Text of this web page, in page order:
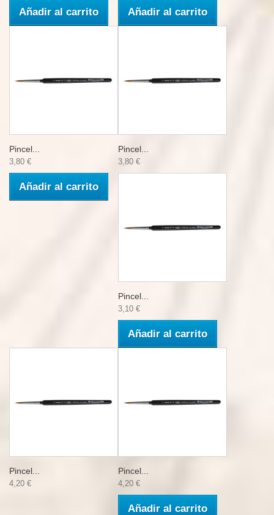
Añadir al carrito Añadir al carrito
Pincel...
3,80 €
Añadir al carrito
Pincel...
3,80 €
Pincel...
3,10 €
Añadir al carrito
Pincel...
4,20 €
Pincel...
4,20 €
Añadir al carrito